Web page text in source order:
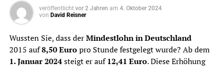
veröffentlicht vor 2 Jahren am 4. Oktober 2024
von David Reisner
Wussten Sie, dass derMindestlohn in Deutschland
2015 auf8,50 Euro pro Stunde festgelegt wurde? Ab dem
1. Januar 2024steigt er auf12,41 Euro. Diese Erhöhung